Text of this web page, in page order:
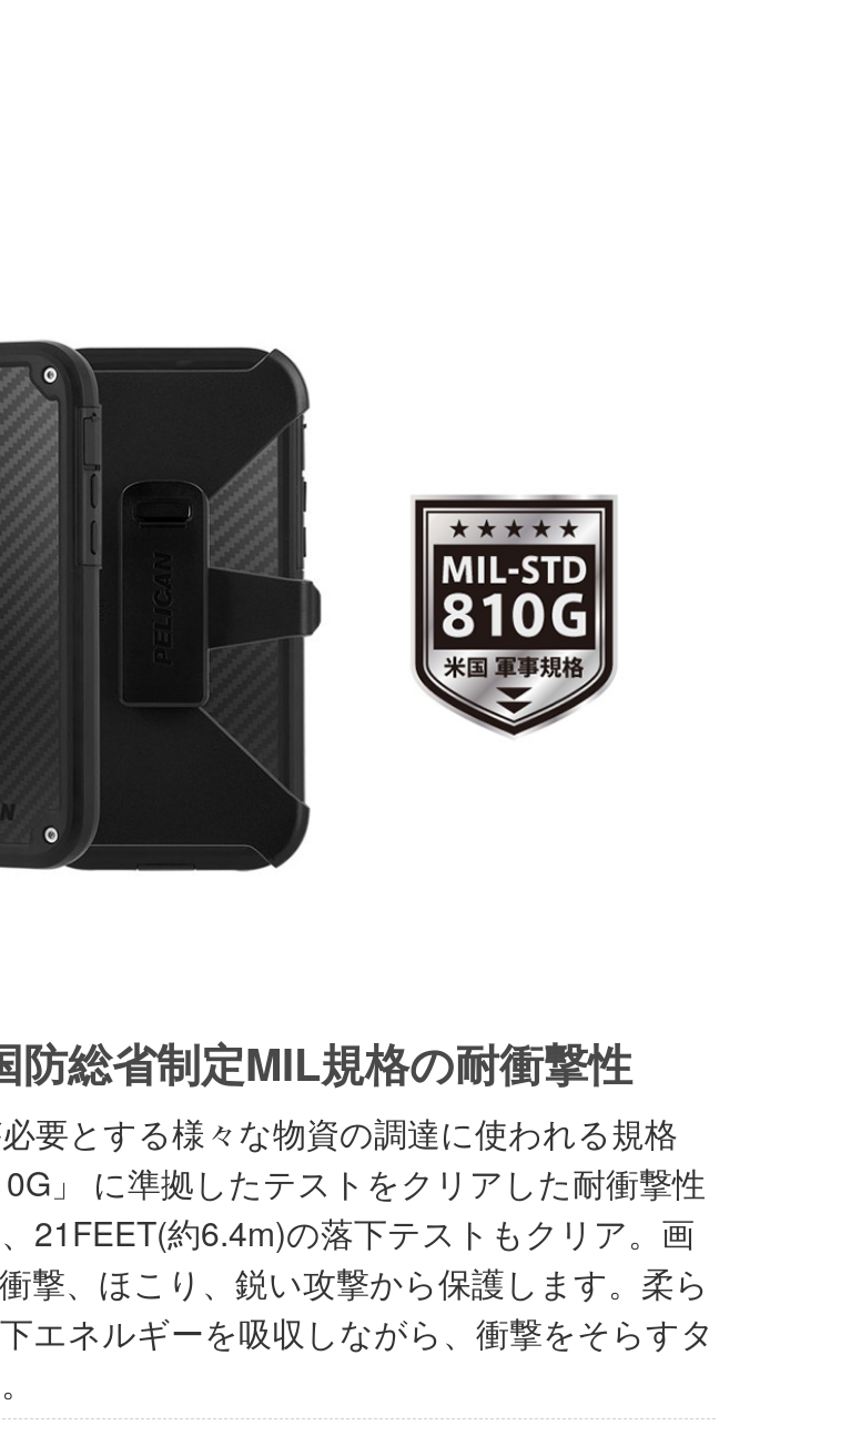
防総省制定MIL規格の耐衝撃性
要とする様々な物資の調達に使われる規格
」 に準拠したテストをクリアした耐衝撃性
21FEET(約6.4m)の落下テストもクリア。画
撃、ほこり、鋭い攻撃から保護します。柔ら
エネルギーを吸収しながら、衝撃をそらすタ